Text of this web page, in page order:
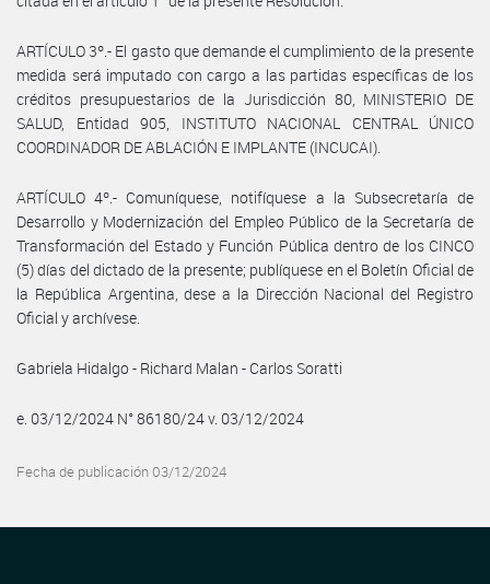
ARTÍCULO 3º.- El gasto que demande el cumplimiento de la presente
medida será imputado con cargo a las partidas específicas de los
créditos presupuestarios de la Jurisdicción 80, MINISTERIO DE
SALUD, Entidad 905, INSTITUTO NACIONAL CENTRAL ÚNICO
COORDINADOR DE ABLACIÓN E IMPLANTE (INCUCAI).
ARTÍCULO 4º.- Comuníquese, notifíquese a la Subsecretaría de
Desarrollo y Modernización del Empleo Público de la Secretaría de
Transformación del Estado y Función Pública dentro de los CINCO
(5) días del dictado de la presente; publíquese en el Boletín Oficial de
la República Argentina, dese a la Dirección Nacional del Registro
Oficial y archívese.
Gabriela Hidalgo - Richard Malan - Carlos Soratti
e. 03/12/2024 N° 86180/24 v. 03/12/2024
Fecha de publicación 03/12/2024